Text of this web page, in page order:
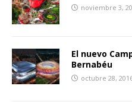
noviembre 3,
El nuevo
Bernabéu
octubre 28,